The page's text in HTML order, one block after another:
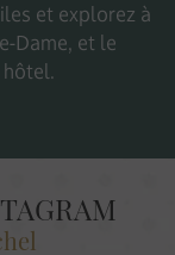
et explorez à
Dame, et le